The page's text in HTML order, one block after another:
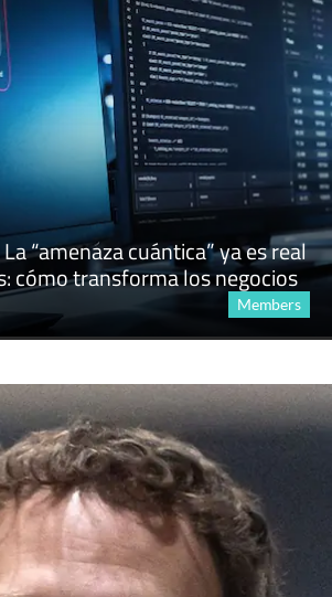
La “amenaza cuántica” ya es real
cómo transforma los negocios
Members